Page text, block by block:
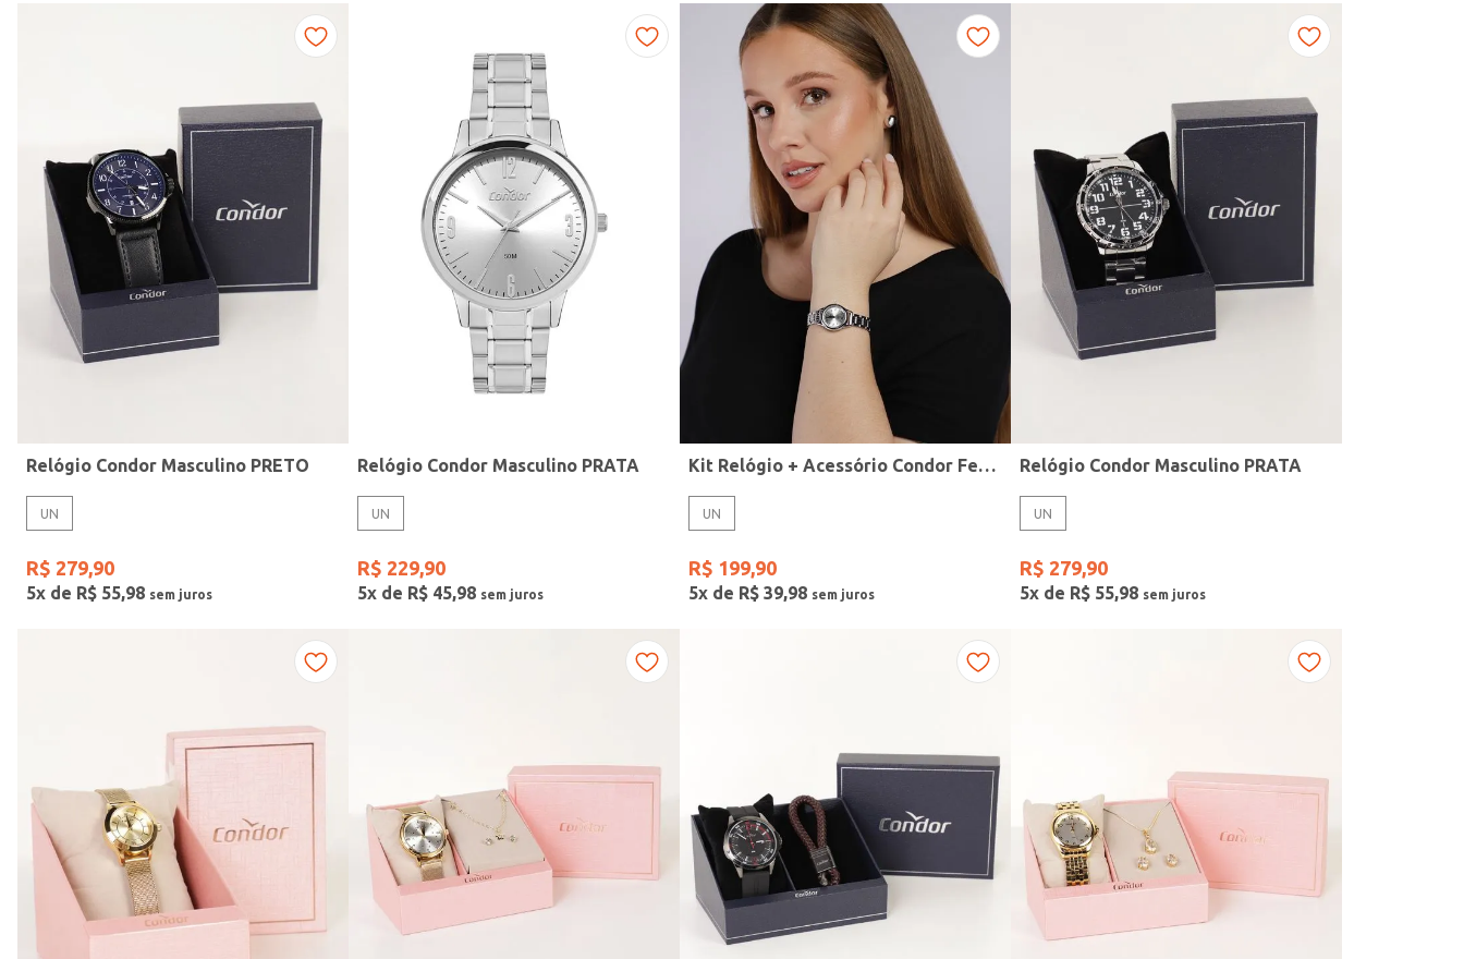
Modelo
Relógio Condor Masculino PRETO
UN
R$ 279,90
5x de R$ 55,98
Relógio Condor Masculino PRATA
UN
R$ 229,90
5x de R$ 45,98
Kit Relógio + Acessório Condor Feminino PRATA
UN
R$ 199,90
5x de R$ 39,98
Relógio Condor Masculino PRATA
UN
R$ 279,90
5x de R$ 55,98